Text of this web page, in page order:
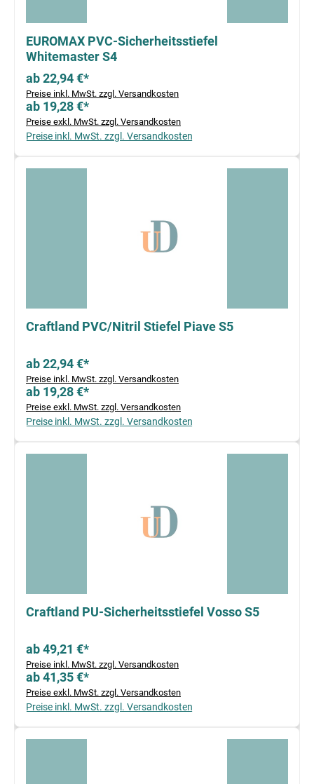
EUROMAX PVC-Sicherheitsstiefel
Whitemaster S4
ab 22,94 €*
Preise inkl. MwSt. zzgl. Versandkosten
ab 19,28 €*
Preise exkl. MwSt. zzgl. Versandkosten
Preise inkl. MwSt. zzgl. Versandkosten
Craftland PVC/Nitril Stiefel Piave S5
ab 22,94 €*
Preise inkl. MwSt. zzgl. Versandkosten
ab 19,28 €*
Preise exkl. MwSt. zzgl. Versandkosten
Preise inkl. MwSt. zzgl. Versandkosten
Craftland PU-Sicherheitsstiefel Vosso S5
ab 49,21 €*
Preise inkl. MwSt. zzgl. Versandkosten
ab 41,35 €*
Preise exkl. MwSt. zzgl. Versandkosten
Preise inkl. MwSt. zzgl. Versandkosten